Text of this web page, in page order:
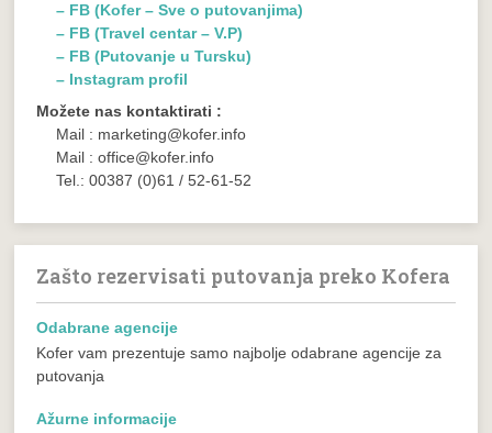
– FB (Kofer – Sve o putovanjima)
– FB (Travel centar – V.P)
– FB (Putovanje u Tursku)
– Instagram profil
Možete nas kontaktirati :
Mail : marketing@kofer.info
Mail : office@kofer.info
Tel.: 00387 (0)61 / 52-61-52
Zašto rezervisati putovanja preko Kofera
Odabrane agencije
Kofer vam prezentuje samo najbolje odabrane agencije za
putovanja
Ažurne informacije